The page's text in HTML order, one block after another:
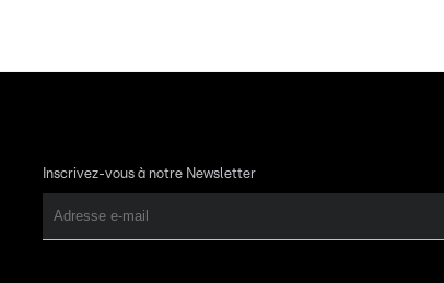
Inscrivez-vous à notre Newsletter